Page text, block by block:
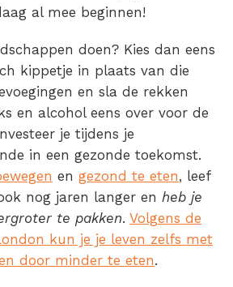
al mee beginnen!
doen? Kies dan eens
kippetje in plaats van die
en sla de rekken
en alcohol eens over voor de
je tijdens je
in een gezonde toekomst.
en gezond te eten, leef
nog jaren langer en heb je
te pakken. Volgens de
kun je je leven zelfs met
door minder te eten.